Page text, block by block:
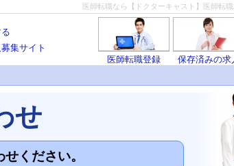
医師転職なら【ドクターキャスト】医師転
集サイト
保存済みの求
医師転職登録
せ
ください。